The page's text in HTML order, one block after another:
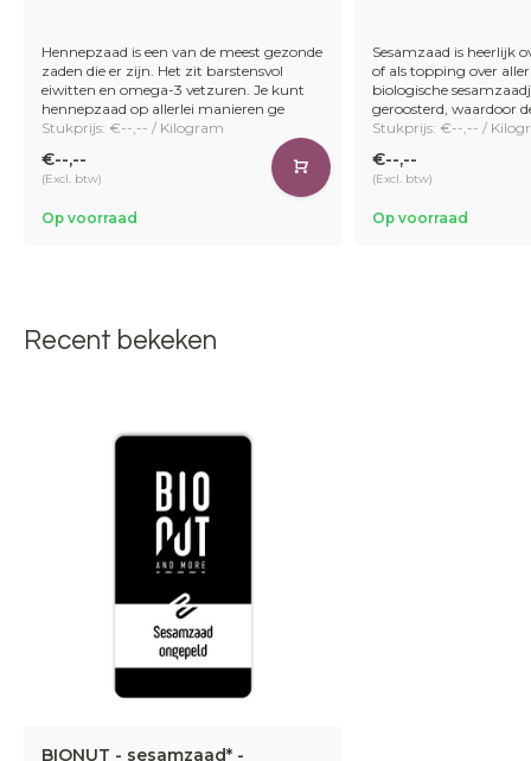
Hennepzaad is een van de meest gezonde
zaden die er zijn. Het zit barstensvol
eiwitten en omega-3 vetzuren. Je kunt
hennepzaad op allerlei manieren ge
Stukprijs: €--,-- / Kilogram
€--,--
(Excl. btw)
Op voorraad
Sesamzaad is heerlijk
of als topping over
biologische
geroosterd, waardoor
Stukprijs: €--,-- /
€--,--
(Excl. btw)
Op voorraad
Recent bekeken
BIONUT - sesamzaad* -